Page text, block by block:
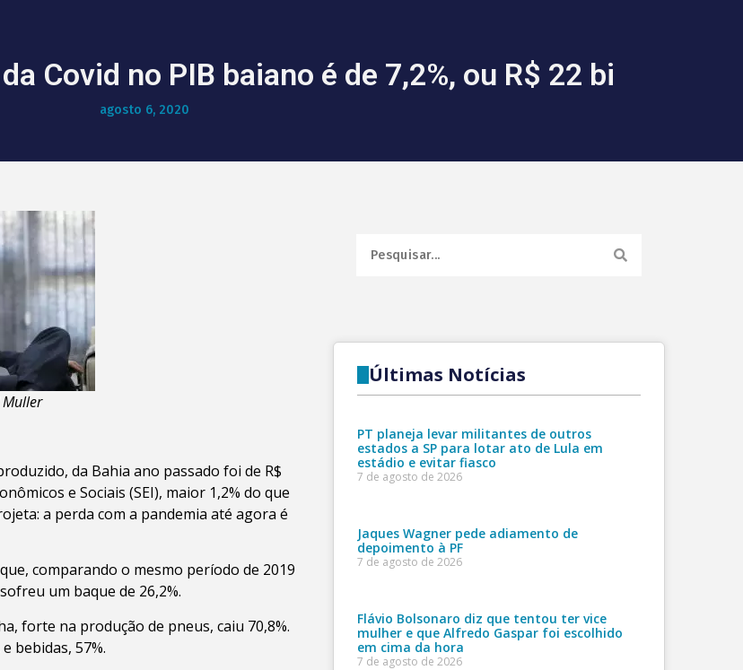
Covid no PIB baiano é de 7,2%, ou R$ 22 bi
agosto 6, 2020
da Bahia ano passado foi de R$
e Sociais (SEI), maior 1,2% do que
a perda com a pandemia até agora é
comparando o mesmo período de 2019
um baque de 26,2%.
forte na produção de pneus, caiu 70,8%.
bebidas, 57%.
Últimas Notícias
PT planeja levar militantes de outros
estados a SP para lotar ato de Lula em
estádio e evitar fiasco
7 de agosto de 2026
Jaques Wagner pede adiamento de
depoimento à PF
7 de agosto de 2026
Flávio Bolsonaro diz que tentou ter vice
mulher e que Alfredo Gaspar foi escolhido
em cima da hora
7 de agosto de 2026